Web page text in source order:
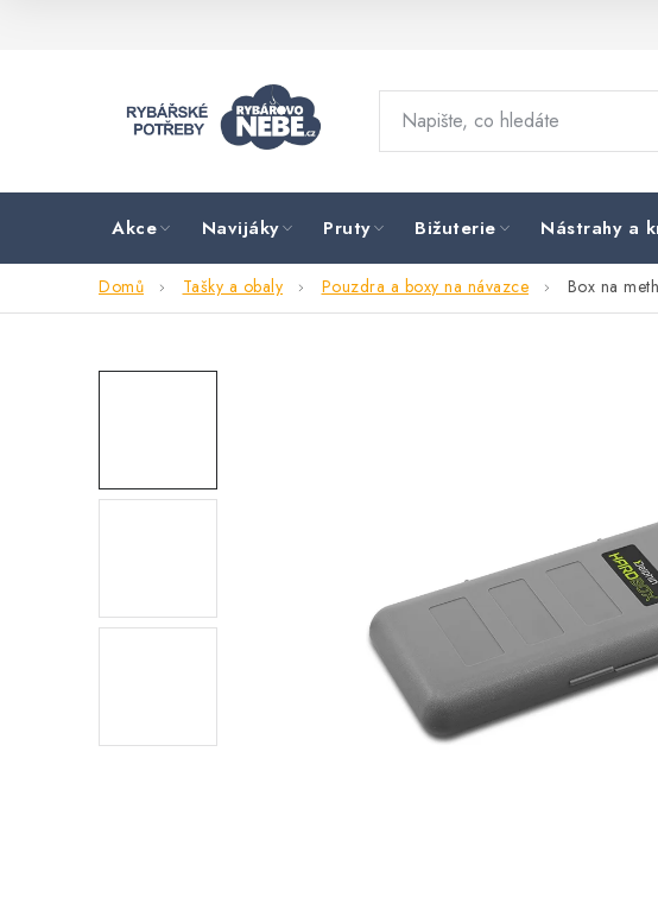
Akce Navijáky Pruty Bižuterie Nástrahy a
Domů Tašky a obaly Pouzdra a boxy na návazce Box na